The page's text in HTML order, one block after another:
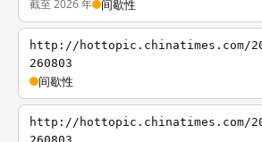
截至 2026 年 间歇性
http://hottopic.chinatimes.com/
260803
间歇性
http://hottopic.chinatimes.com/